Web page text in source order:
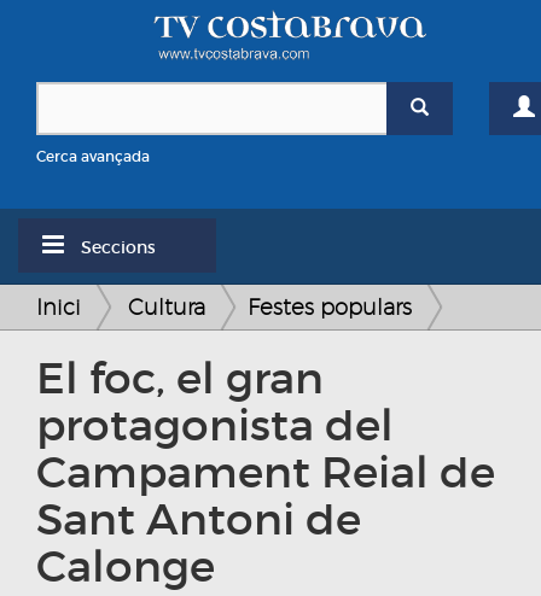
Cerca avançada
Seccions
Inici Cultura Festes populars
El foc, el gran
protagonista del
Campament Reial de
Sant Antoni de
Calonge